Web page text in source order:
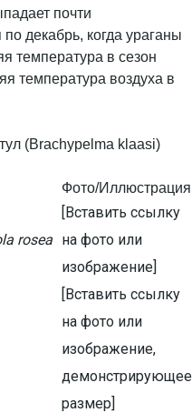
почти
декабрь, когда ураганы
температура в сезон
температура воздуха в
Фото/Иллюстрация
rosea
[Вставить ссылку
на фото или
изображение]
[Вставить ссылку
на фото или
изображение,
демонстрирующее
размер]